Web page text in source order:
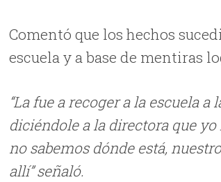
Comentó que los hechos
escuela y a base de mentiras
“La fue a recoger a la escuela
diciéndole a la directora que
no sabemos dónde está,
allí” señaló.